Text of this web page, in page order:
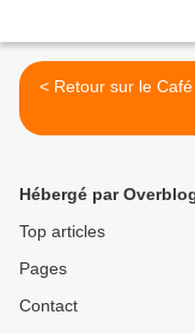
< Retour sur le
Hébergé par
Top articles
Pages
Contact